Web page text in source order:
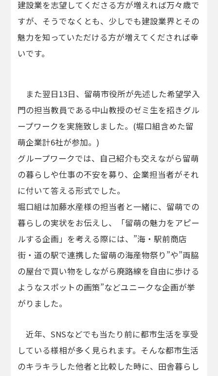
建設業を志望してくださる方が増えれば万々歳で
すが、そうでなくとも、少しでも建設業界とその
魅力を知っていただける方が増えてくだされば幸
いです。
また翌日13日、留萌市役所が先述した希望学入
門の担当教員である中山教授のゼミ生を招きグル
ープワークを実施致しました。(堀口組含めた留
萌企業計6社が参加。)
グループワークでは、自己紹介も交えながら留萌
の暮らしや仕事の不安を募り、企業担当者がそれ
に付いて答える形式でした。
堀口組は加藤水産様の担当者と一緒に、留萌での
暮らしの実状をお伝えし、「留萌の魅力をアピー
ルする企画」を考える際には、”海・駅前商店
街・道の駅で連携した留萌の海産物祭り”や”両脇
の屋台で買い物をしながら廃路線を自由に歩ける
ようなスポットの画策”などユニークな企画が挙
がりました。
近年、SNSなどでも当たり前に都市生活を享受
している様相が多く見られます。そんな都市生活
のキラキラした他者と比較した時に、田舎暮らし